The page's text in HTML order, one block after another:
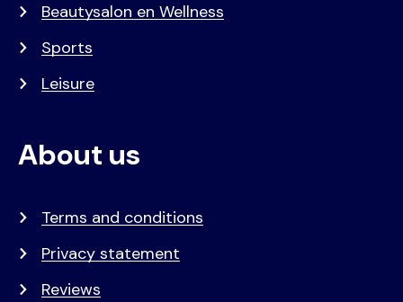
Beautysalon en Wellness
Sports
Leisure
About us
Terms and conditions
Privacy statement
Reviews